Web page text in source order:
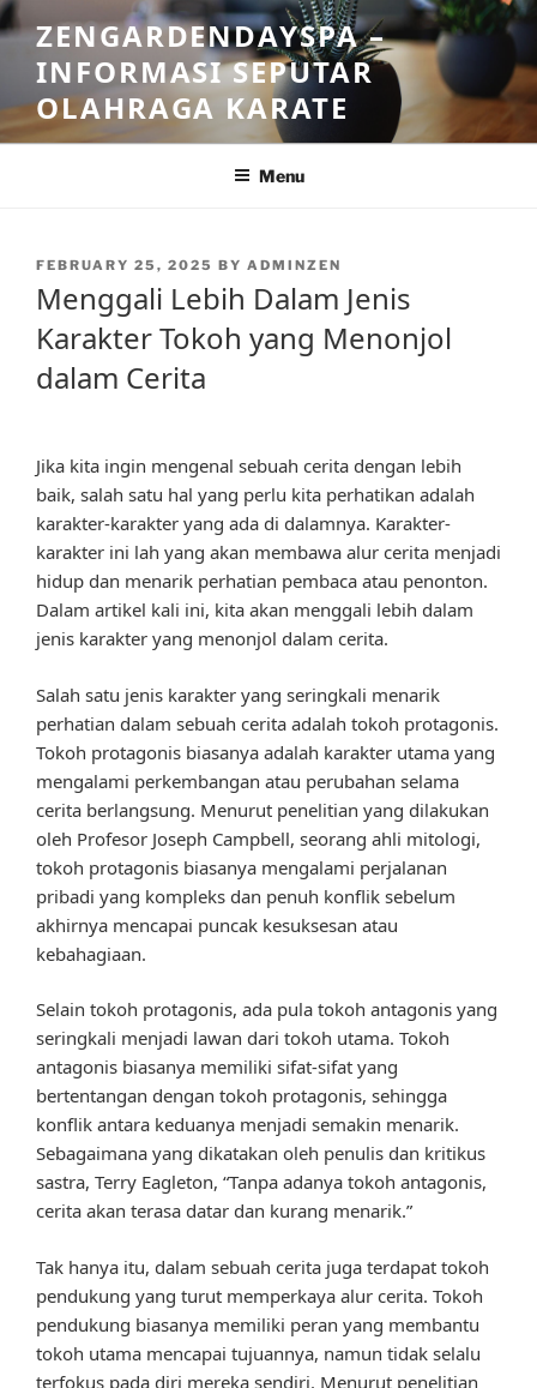
Skip
to
content
ZENGARDENDAYSPA –
INFORMASI SEPUTAR
OLAHRAGA KARATE
Menu
POSTED
FEBRUARY 25, 2025 BY ADMINZEN
Menggali Lebih Dalam Jenis
Karakter Tokoh yang Menonjol
dalam Cerita
Jika kita ingin mengenal sebuah cerita dengan lebih
baik, salah satu hal yang perlu kita perhatikan adalah
karakter-karakter yang ada di dalamnya. Karakter-
karakter ini lah yang akan membawa alur cerita menjadi
hidup dan menarik perhatian pembaca atau penonton.
Dalam artikel kali ini, kita akan menggali lebih dalam
jenis karakter yang menonjol dalam cerita.
Salah satu jenis karakter yang seringkali menarik
perhatian dalam sebuah cerita adalah tokoh protagonis.
Tokoh protagonis biasanya adalah karakter utama yang
mengalami perkembangan atau perubahan selama
cerita berlangsung. Menurut penelitian yang dilakukan
oleh Profesor Joseph Campbell, seorang ahli mitologi,
tokoh protagonis biasanya mengalami perjalanan
pribadi yang kompleks dan penuh konflik sebelum
akhirnya mencapai puncak kesuksesan atau
kebahagiaan.
Selain tokoh protagonis, ada pula tokoh antagonis yang
seringkali menjadi lawan dari tokoh utama. Tokoh
antagonis biasanya memiliki sifat-sifat yang
bertentangan dengan tokoh protagonis, sehingga
konflik antara keduanya menjadi semakin menarik.
Sebagaimana yang dikatakan oleh penulis dan kritikus
sastra, Terry Eagleton, “Tanpa adanya tokoh antagonis,
cerita akan terasa datar dan kurang menarik.”
Tak hanya itu, dalam sebuah cerita juga terdapat tokoh
pendukung yang turut memperkaya alur cerita. Tokoh
pendukung biasanya memiliki peran yang membantu
tokoh utama mencapai tujuannya, namun tidak selalu
terfokus pada diri mereka sendiri. Menurut penelitian